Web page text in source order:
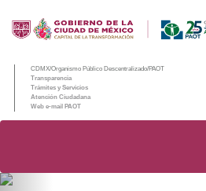
CDMX/Organismo Público Descentralizado/PAOT
Transparencia
Trámites y Servicios
Atención Ciudadana
Web e-mail PAOT